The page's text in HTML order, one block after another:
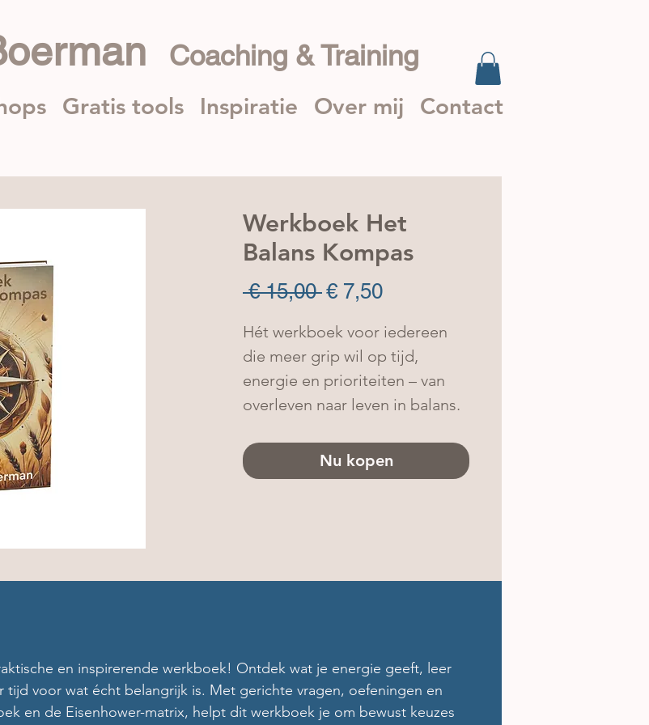
Coaching & Training
Gratis tools Inspiratie Over mij Contact
Werkboek Het
Balans Kompas
€ 15,00 Normale
€ 7,50Verkoopprijs
Hét werkboek voor iedereen
die meer grip wil op tijd,
energie en prioriteiten – van
overleven naar leven in balans.
Nu kopen
en inspirerende werkboek! Ontdek wat je energie geeft, leer
tijd voor wat écht belangrijk is. Met gerichte vragen, oefeningen en
en de Eisenhower-matrix, helpt dit werkboek je om bewust keuzes